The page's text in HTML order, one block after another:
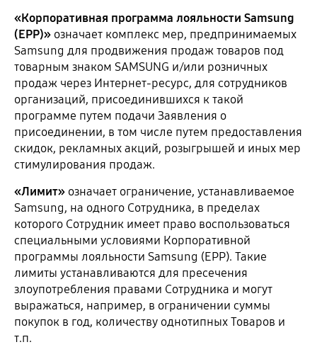
«Корпоративная программа лояльности Samsung
(EPP)»означает комплекс мер, предпринимаемых
Samsung для продвижения продаж товаров под
товарным знаком SAMSUNG и/или розничных
продаж через Интернет-ресурс, для сотрудников
организаций, присоединившихся к такой
программе путем подачи Заявления о
присоединении, в том числе путем предоставления
скидок, рекламных акций, розыгрышей и иных мер
стимулирования продаж.
«Лимит»означает ограничение, устанавливаемое
Samsung, на одного Сотрудника, в пределах
которого Сотрудник имеет право воспользоваться
специальными условиями Корпоративной
программы лояльности Samsung (EPP). Такие
лимиты устанавливаются для пресечения
злоупотребления правами Сотрудника и могут
выражаться, например, в ограничении суммы
покупок в год, количеству однотипных Товаров и
т.п.